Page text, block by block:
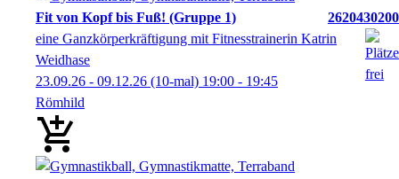
Fit von Kopf bis Fuß! (Gruppe 1)
2620430200
eine Ganzkörperkräftigung mit Fitnesstrainerin Katrin
Weidhase
23.09.26 - 09.12.26 (10-mal) 19:00 - 19:45
Römhild